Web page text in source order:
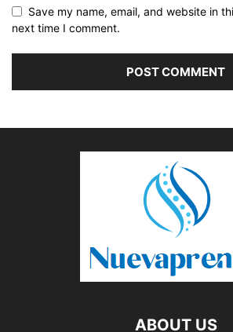
Save my name, email, and website in
next time I comment.
ABOUT US